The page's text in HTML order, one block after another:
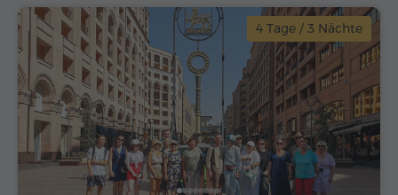
4 Tage / 3 Nächte